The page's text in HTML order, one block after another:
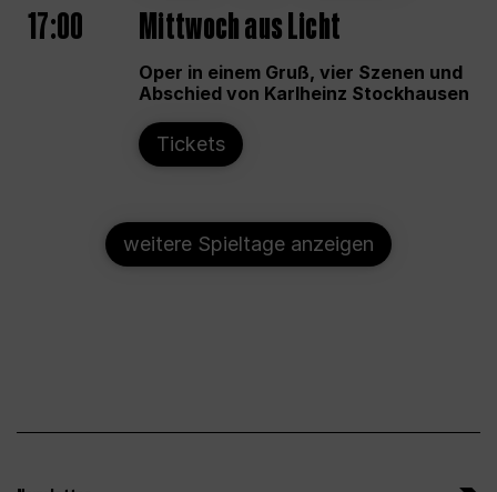
17:00 Mittwoch aus Licht
Oper in einem Gruß, vier Szenen und
Abschied von Karlheinz Stockhausen
Tickets
weitere Spieltage anzeigen